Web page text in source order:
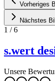
Vorheriges
Nächstes
1 /6
s.wert
Unsere